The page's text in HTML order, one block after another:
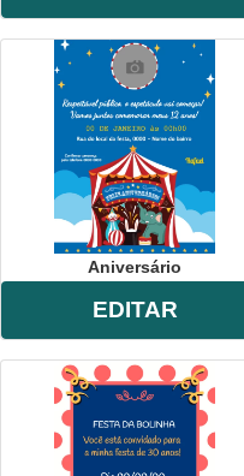
Aniversário
EDITAR